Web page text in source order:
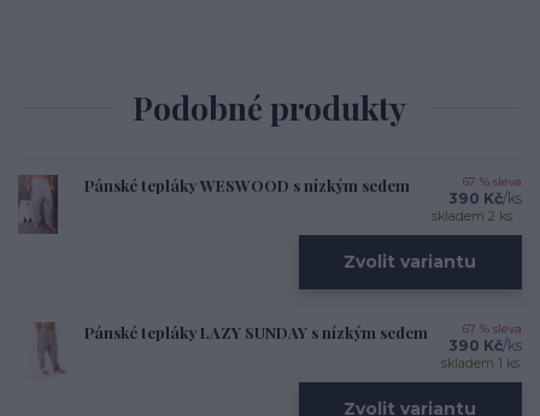
Podobné produkty
Pánské tepláky WESWOOD s nízkým sedem 67 % sleva
390 Kč/ks
skladem 2 ks
Zvolit variantu
Pánské tepláky LAZY SUNDAY s nízkým sedem 67 % sleva
390 Kč/ks
skladem 1 ks
Zvolit variantu